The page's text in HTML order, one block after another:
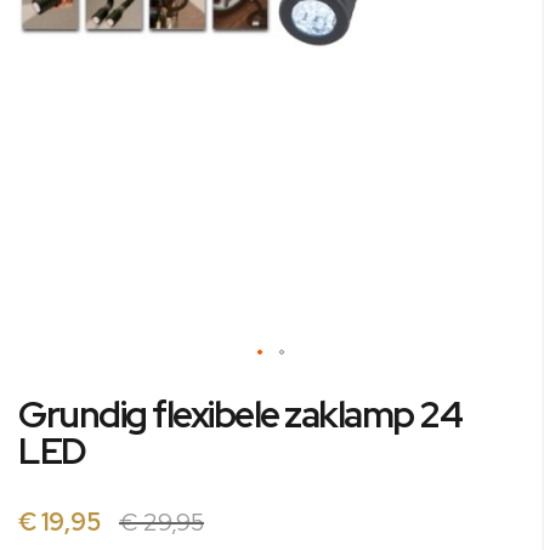
naar
het
begin
de
Grundig flexibele zaklamp 24
LED
€ 19,95 € 29,95